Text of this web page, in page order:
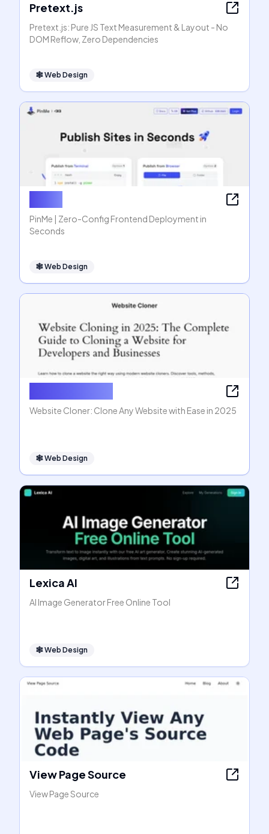
Pretext.js
Pretext.js: Pure JS Text Measurement & Layout - No
DOM Reflow, Zero Dependencies
🕸Web Design
PinMe | Zero-Config Frontend Deployment in
Seconds
🕸Web Design
Website Cloner: Clone Any Website with Ease in 2025
🕸Web Design
Lexica AI
AI Image Generator Free Online Tool
🕸Web Design
View Page Source
View Page Source